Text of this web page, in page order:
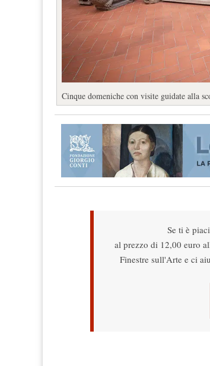
Cinque domeniche con visite guidate alla
Se ti è
al prezzo di 12,00 euro
Finestre sull'Arte e ci